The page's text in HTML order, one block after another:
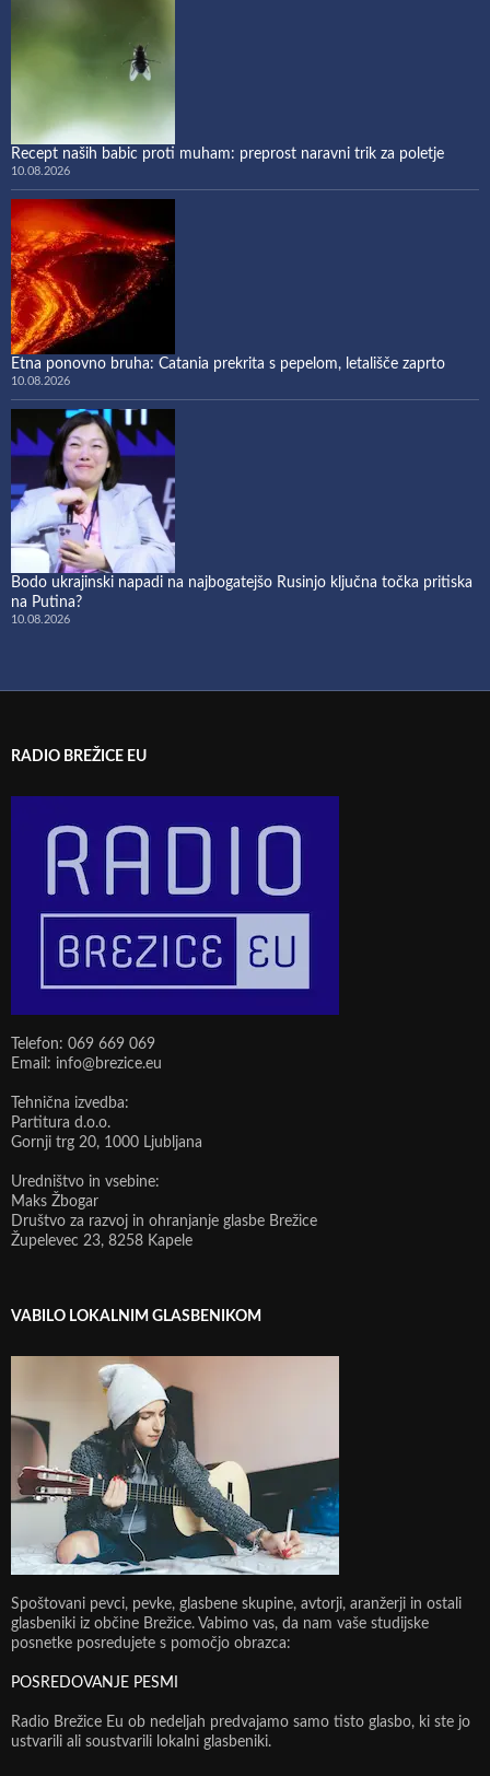
Recept naših babic proti muham: preprost naravni trik za poletje
10.08.2026
Etna ponovno bruha: Catania prekrita s pepelom, letališče zaprto
10.08.2026
Bodo ukrajinski napadi na najbogatejšo Rusinjo ključna točka pritiska
na Putina?
10.08.2026
RADIO BREŽICE EU
Telefon: 069 669 069
Email: info@brezice.eu
Tehnična izvedba:
Partitura d.o.o.
Gornji trg 20, 1000 Ljubljana
Uredništvo in vsebine:
Maks Žbogar
Društvo za razvoj in ohranjanje glasbe Brežice
Župelevec 23, 8258 Kapele
VABILO LOKALNIM GLASBENIKOM
Spoštovani pevci, pevke, glasbene skupine, avtorji, aranžerji in ostali
glasbeniki iz občine Brežice. Vabimo vas, da nam vaše studijske
posnetke posredujete s pomočjo obrazca:
POSREDOVANJE PESMI
Radio Brežice Eu ob nedeljah predvajamo samo tisto glasbo, ki ste jo
ustvarili ali soustvarili lokalni glasbeniki.